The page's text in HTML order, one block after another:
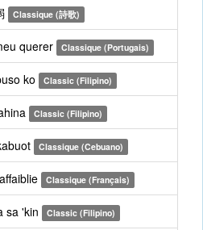
Classique (詩歌)
querer Classique (Portugais)
ko Classic (Filipino)
Classic (Filipino)
Classique (Cebuano)
Classique (Français)
sa 'kin Classic (Filipino)